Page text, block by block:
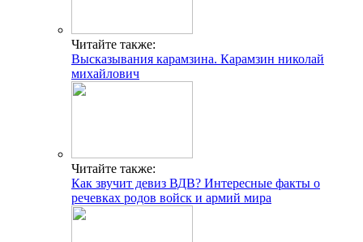
Читайте также:
Высказывания карамзина. Карамзин николай
михайлович
Читайте также:
Как звучит девиз ВДВ? Интересные факты о
речевках родов войск и армий мира